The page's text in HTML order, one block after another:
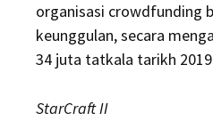
organisasi crowdfunding
keunggulan, secara
34 juta tatkala tarikh
StarCraft II